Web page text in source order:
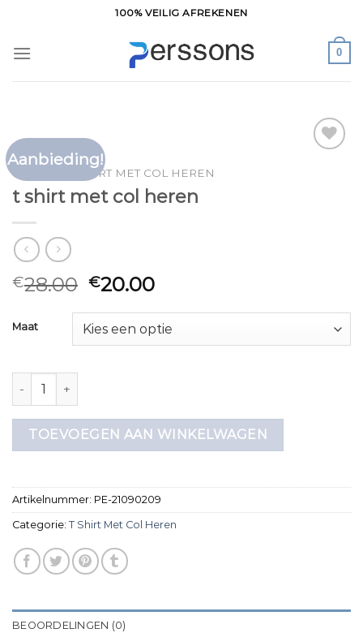
inhoud
100% VEILIG AFREKENEN
0
Aanbieding!
HOME T SHIRT MET COL HEREN
t shirt met col heren
€28.00 €20.00
Maat
t shirt met col heren aantal
TOEVOEGEN AAN WINKELWAGEN
Artikelnummer: PE-21090209
Categorie: T Shirt Met Col Heren
BEOORDELINGEN (0)